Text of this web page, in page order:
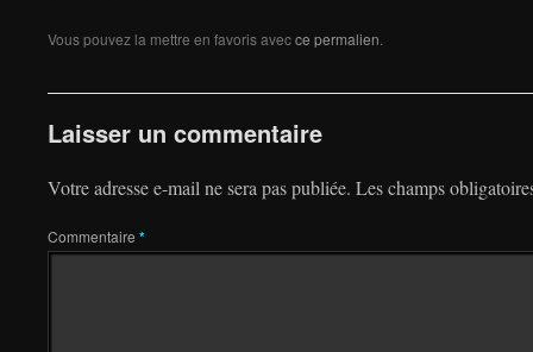
Vous pouvez la mettre en favoris avecce permalien
Laisser un commentaire
Votre adresse e-mail ne sera pas publiée. Les champs
Commentaire *